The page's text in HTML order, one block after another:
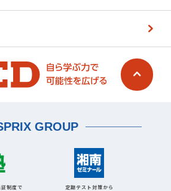
GROUP
制度で 定期テスト対策から